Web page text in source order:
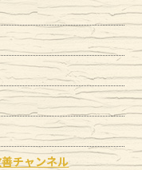
チャンネル